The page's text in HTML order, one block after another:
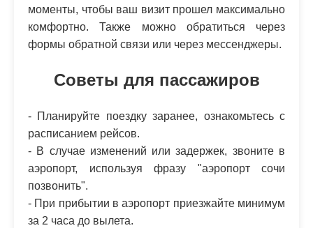
моменты, чтобы ваш визит прошел максимально
комфортно. Также можно обратиться через
формы обратной связи или через мессенджеры.
Советы для пассажиров
- Планируйте поездку заранее, ознакомьтесь с
расписанием рейсов.
- В случае изменений или задержек, звоните в
аэропорт, используя фразу "аэропорт сочи
позвонить".
- При прибытии в аэропорт приезжайте минимум
за 2 часа до вылета.